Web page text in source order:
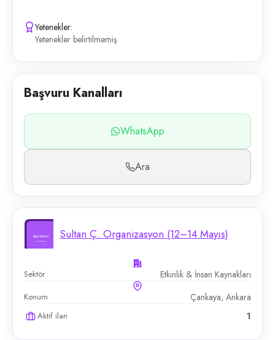
Yetenekler:
Yetenekler belirtilmemiş
Başvuru Kanalları
WhatsApp
Ara
Sultan Ç. Organizasyon (12–14 Mayıs)
Sektör Etkinlik & İnsan Kaynakları
Konum Çankaya, Ankara
Aktif ilan 1